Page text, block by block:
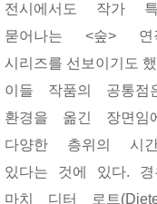
전시에서도 작가
묻어나는 <숲> 연
시리즈를 선보이기도
이들 작품의 공통
환경을 옮긴 장면임
다양한 층위의 시
있다는 것에 있다. 경
마치 디터 로트